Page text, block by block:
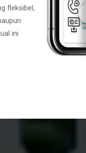
fleksibel,
ini